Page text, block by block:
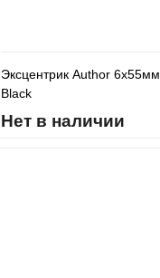
Эксцентрик Author 6x55мм.
Black
Нет в наличии